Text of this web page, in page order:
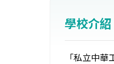
學校介紹
「私立中